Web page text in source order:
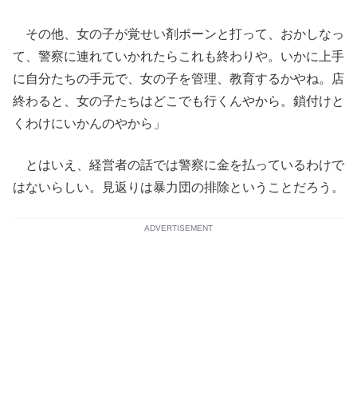
その他、女の子が覚せい剤ポーンと打って、おかしなっ
て、警察に連れていかれたらこれも終わりや。いかに上手
に自分たちの手元で、女の子を管理、教育するかやね。店
終わると、女の子たちはどこでも行くんやから。鎖付けと
くわけにいかんのやから」
とはいえ、経営者の話では警察に金を払っているわけで
はないらしい。見返りは暴力団の排除ということだろう。
ADVERTISEMENT